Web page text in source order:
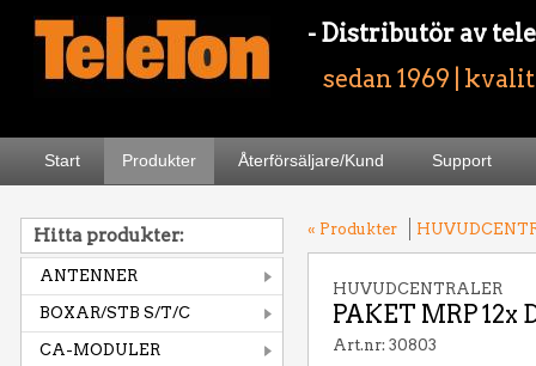
- Distributör av
sedan 1969 |
Start Produkter Återförsäljare/Kund Support
Hitta produkter:
ANTENNER
BOXAR/STB S/T/C
CA-MODULER
« Produkter
HUVUDCENTRALER
PAKET MRP 12x
Art.nr: 30803